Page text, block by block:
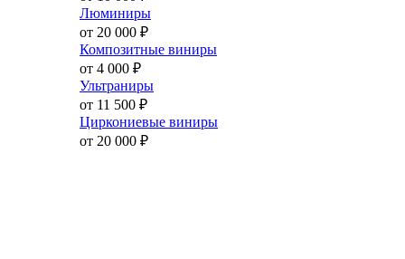
Люминиры
от 20 000 ₽
Композитные виниры
от 4 000 ₽
Ультраниры
от 11 500 ₽
Циркониевые виниры
от 20 000 ₽